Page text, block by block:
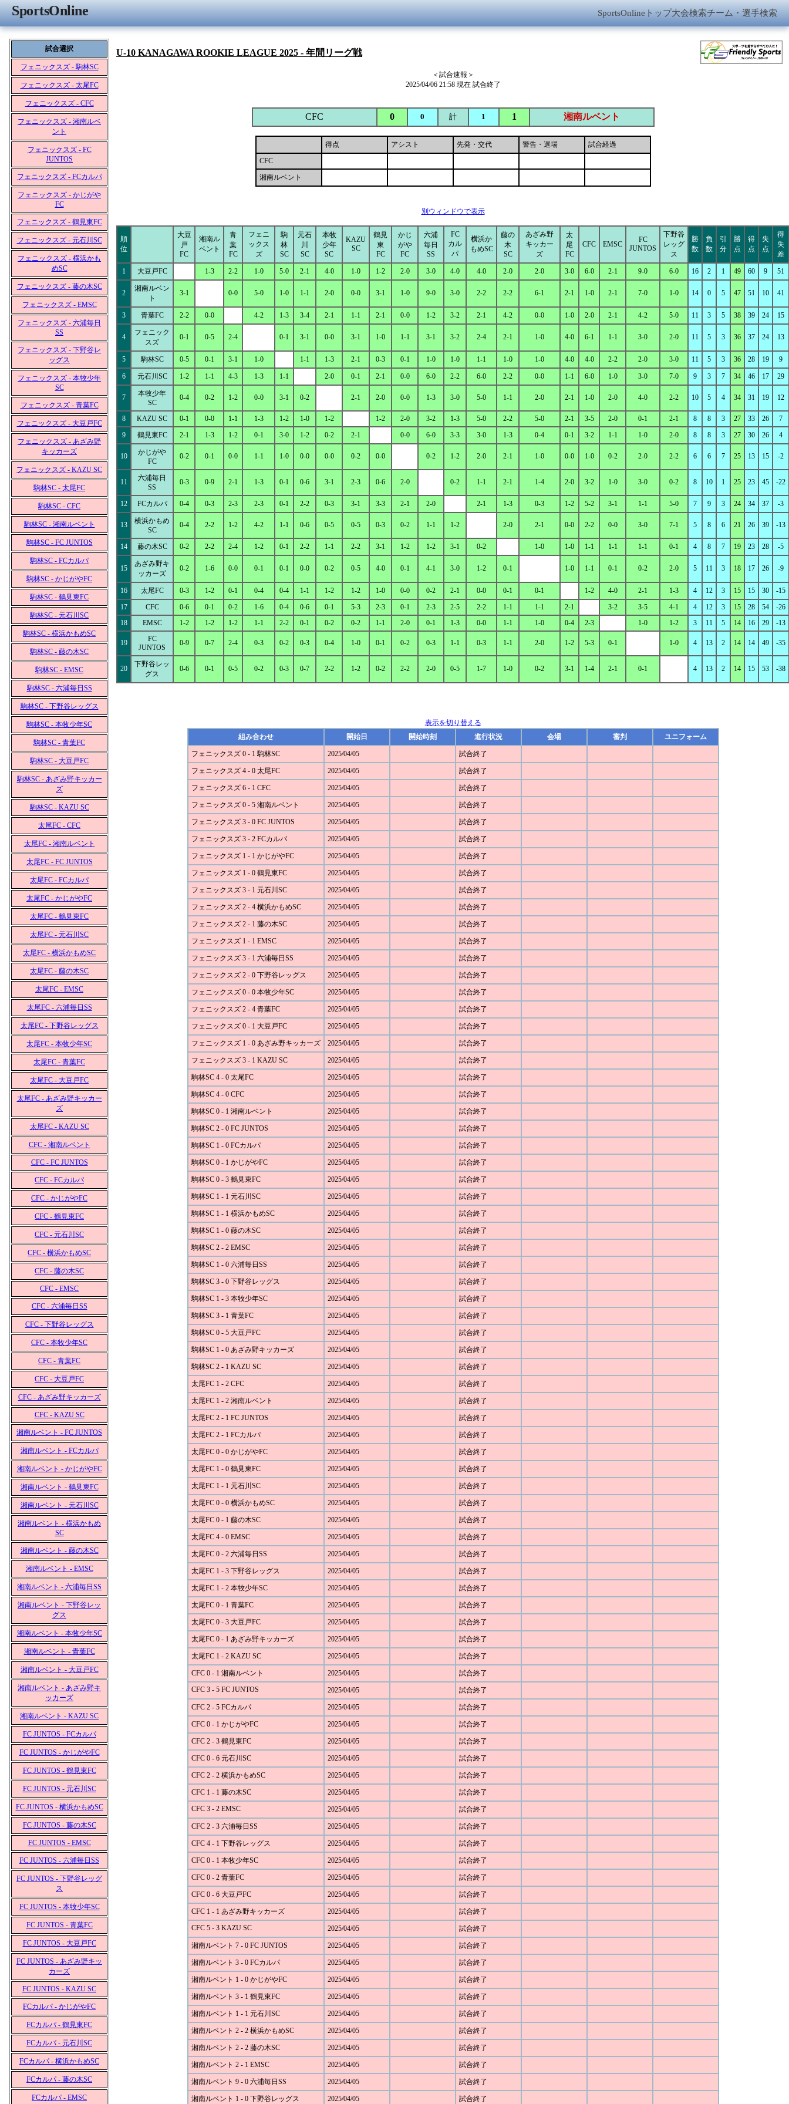
SportsOnline SportsOnlineトップ大会検索チーム・選手検索
試合選択
フェニックスズ - 駒林SC
フェニックスズ - 太尾FC
フェニックスズ - CFC
フェニックスズ - 湘南ルベ
ント
フェニックスズ - FC
JUNTOS
フェニックスズ - FCカルパ
フェニックスズ - かじがや
FC
フェニックスズ - 鶴見東FC
フェニックスズ - 元石川SC
フェニックスズ - 横浜かも
めSC
フェニックスズ - 藤の木SC
フェニックスズ - EMSC
フェニックスズ - 六浦毎日
SS
フェニックスズ - 下野谷レ
ッグス
フェニックスズ - 本牧少年
SC
フェニックスズ - 青葉FC
フェニックスズ - 大豆戸FC
フェニックスズ - あざみ野
キッカーズ
フェニックスズ - KAZU SC
駒林SC - 太尾FC
駒林SC - CFC
駒林SC - 湘南ルベント
駒林SC - FC JUNTOS
駒林SC - FCカルパ
駒林SC - かじがやFC
駒林SC - 鶴見東FC
駒林SC - 元石川SC
駒林SC - 横浜かもめSC
駒林SC - 藤の木SC
駒林SC - EMSC
駒林SC - 六浦毎日SS
駒林SC - 下野谷レッグス
駒林SC - 本牧少年SC
駒林SC - 青葉FC
駒林SC - 大豆戸FC
駒林SC - あざみ野キッカー
ズ
駒林SC - KAZU SC
太尾FC - CFC
太尾FC - 湘南ルベント
太尾FC - FC JUNTOS
太尾FC - FCカルパ
太尾FC - かじがやFC
太尾FC - 鶴見東FC
太尾FC - 元石川SC
太尾FC - 横浜かもめSC
太尾FC - 藤の木SC
太尾FC - EMSC
太尾FC - 六浦毎日SS
太尾FC - 下野谷レッグス
太尾FC - 本牧少年SC
太尾FC - 青葉FC
太尾FC - 大豆戸FC
太尾FC - あざみ野キッカー
ズ
太尾FC - KAZU SC
CFC - 湘南ルベント
CFC - FC JUNTOS
CFC - FCカルパ
CFC - かじがやFC
CFC - 鶴見東FC
CFC - 元石川SC
CFC - 横浜かもめSC
CFC - 藤の木SC
CFC - EMSC
CFC - 六浦毎日SS
CFC - 下野谷レッグス
CFC - 本牧少年SC
CFC - 青葉FC
CFC - 大豆戸FC
CFC - あざみ野キッカーズ
CFC - KAZU SC
湘南ルベント - FC JUNTOS
湘南ルベント - FCカルパ
湘南ルベント - かじがやFC
湘南ルベント - 鶴見東FC
湘南ルベント - 元石川SC
湘南ルベント - 横浜かもめ
SC
湘南ルベント - 藤の木SC
湘南ルベント - EMSC
湘南ルベント - 六浦毎日SS
湘南ルベント - 下野谷レッ
グス
湘南ルベント - 本牧少年SC
湘南ルベント - 青葉FC
湘南ルベント - 大豆戸FC
湘南ルベント - あざみ野キ
ッカーズ
湘南ルベント - KAZU SC
FC JUNTOS - FCカルパ
FC JUNTOS - かじがやFC
FC JUNTOS - 鶴見東FC
FC JUNTOS - 元石川SC
FC JUNTOS - 横浜かもめSC
FC JUNTOS - 藤の木SC
FC JUNTOS - EMSC
FC JUNTOS - 六浦毎日SS
FC JUNTOS - 下野谷レッグ
ス
FC JUNTOS - 本牧少年SC
FC JUNTOS - 青葉FC
FC JUNTOS - 大豆戸FC
FC JUNTOS - あざみ野キッ
カーズ
FC JUNTOS - KAZU SC
FCカルパ - かじがやFC
FCカルパ - 鶴見東FC
FCカルパ - 元石川SC
FCカルパ - 横浜かもめSC
FCカルパ - 藤の木SC
FCカルパ - EMSC
U-10 KANAGAWA ROOKIE LEAGUE 2025 - 年間リーグ戦
＜試合速報＞
2025/04/06 21:58 現在 試合終了
CFC 0 0 計 1 1 湘南ルベント
得点 アシスト 先発・交代 警告・退場
試合経過
CFC
湘南ルベント
別ウィンドウで表示
順
位
大豆
戸
FC
湘南ル
ベント
青
葉
FC
フェニ
ックス
ズ
駒
林
SC
元石
川
SC
本牧
少年
SC
KAZU
SC
鶴見
東
FC
かじ
がや
FC
六浦
毎日
SS
FC
カル
パ
横浜か
もめSC
藤の
木
SC
あざみ野
キッカー
ズ
太
尾
FC
CFC EMSC
FC
JUNTOS
下野谷
レッグ
ス
勝
数
負
数
引
分
勝
点
得
点
失
点
得
失
差
1 大豆戸FC 1-3 2-2 1-0 5-0 2-1 4-0 1-0 1-2 2-0 3-0 4-0 4-0 2-0 2-0 3-0 6-0 2-1 9-0 6-0 16 2 1 49 60 9 51
2
湘南ルベン
ト
3-1 0-0 5-0 1-0 1-1 2-0 0-0 3-1 1-0 9-0 3-0 2-2 2-2 6-1 2-1 1-0 2-1 7-0 1-0 14 0 5 47 51 10 41
3 青葉FC 2-2 0-0 4-2 1-3 3-4 2-1 1-1 2-1 0-0 1-2 3-2 2-1 4-2 0-0 1-0 2-0 2-1 4-2 5-0 11 3 5 38 39 24 15
4
フェニック
スズ
0-1 0-5 2-4 0-1 3-1 0-0 3-1 1-0 1-1 3-1 3-2 2-4 2-1 1-0 4-0 6-1 1-1 3-0 2-0 11 5 3 36 37 24 13
5 駒林SC 0-5 0-1 3-1 1-0 1-1 1-3 2-1 0-3 0-1 1-0 1-0 1-1 1-0 1-0 4-0 4-0 2-2 2-0 3-0 11 5 3 36 28 19 9
6 元石川SC 1-2 1-1 4-3 1-3 1-1 2-0 0-1 2-1 0-0 6-0 2-2 6-0 2-2 0-0 1-1 6-0 1-0 3-0 7-0 9 3 7 34 46 17 29
7
本牧少年
SC
0-4 0-2 1-2 0-0 3-1 0-2 2-1 2-0 0-0 1-3 3-0 5-0 1-1 2-0 2-1 1-0 2-0 4-0 2-2 10 5 4 34 31 19 12
8 KAZU SC 0-1 0-0 1-1 1-3 1-2 1-0 1-2 1-2 2-0 3-2 1-3 5-0 2-2 5-0 2-1 3-5 2-0 0-1 2-1 8 8 3 27 33 26
7
9
鶴見東FC 2-1 1-3 1-2 0-1 3-0 1-2 0-2 2-1 0-0 6-0 3-3 3-0 1-3 0-4 0-1 3-2 1-1 1-0 2-0 8 8 3 27 30 26 4
10
かじがや
FC
0-2 0-1 0-0 1-1 1-0 0-0 0-0 0-2 0-0 0-2 1-2 2-0 2-1 1-0 0-0 1-0 0-2 2-0 2-2 6 6 7 25 13 15 -2
11
六浦毎日
SS
0-3 0-9 2-1 1-3 0-1 0-6 3-1 2-3 0-6 2-0 0-2 1-1 2-1 1-4 2-0 3-2 1-0 3-0 0-2 8 10 1 25 23 45 -22
12 FCカルパ 0-4 0-3 2-3 2-3 0-1 2-2 0-3 3-1 3-3 2-1 2-0 2-1 1-3 0-3 1-2 5-2 3-1 1-1 5-0 7 9 3 24 34 37 -3
13
横浜かもめ
SC
0-4 2-2 1-2 4-2 1-1 0-6 0-5 0-5 0-3 0-2 1-1 1-2 2-0 2-1 0-0 2-2 0-0 3-0 7-1 5 8 6 21 26 39 -13
14 藤の木SC 0-2 2-2 2-4 1-2 0-1 2-2 1-1 2-2 3-1 1-2 1-2 3-1 0-2 1-0 1-0 1-1 1-1 1-1 0-1 4 8 7 19 23 28 -5
15
あざみ野キ
ッカーズ
0-2 1-6 0-0 0-1 0-1 0-0 0-2 0-5 4-0 0-1 4-1 3-0 1-2 0-1 1-0 1-1 0-1 0-2 2-0 5 11 3 18 17 26 -9
16 太尾FC 0-3 1-2 0-1 0-4 0-4 1-1 1-2 1-2 1-0 0-0 0-2 2-1 0-0 0-1 0-1 1-2 4-0 2-1 1-3 4 12 3 15 15 30
-15
17
CFC 0-6 0-1 0-2 1-6 0-4 0-6 0-1 5-3 2-3 0-1 2-3 2-5 2-2 1-1 1-1 2-1 3-2 3-5 4-1 4 12 3 15 28 54
-26
18
EMSC 1-2 1-2 1-2 1-1 2-2 0-1 0-2 0-2 1-1 2-0 0-1 1-3 0-0 1-1 1-0 0-4 2-3 1-0 1-2 3 11 5 14 16 29 -13
19
FC
JUNTOS
0-9 0-7 2-4 0-3 0-2 0-3 0-4 1-0 0-1 0-2 0-3 1-1 0-3 1-1 2-0 1-2 5-3 0-1 1-0 4 13 2 14 14 49 -35
20
下野谷レッ
グス
0-6 0-1 0-5 0-2 0-3 0-7 2-2 1-2 0-2 2-2 2-0 0-5 1-7 1-0 0-2 3-1 1-4 2-1 0-1 4 13 2 14 15 53 -38
表示を切り替える
組み合わせ
開始日 開始時刻 進行状況 会場 審判 ユニフォーム
フェニックスズ 0 - 1 駒林SC 2025/04/05 試合終了
フェニックスズ 4 - 0 太尾FC 2025/04/05 試合終了
フェニックスズ 6 - 1 CFC 2025/04/05 試合終了
フェニックスズ 0 - 5 湘南ルベント 2025/04/05 試合終了
フェニックスズ 3 - 0 FC JUNTOS 2025/04/05 試合終了
フェニックスズ 3 - 2 FCカルパ 2025/04/05 試合終了
フェニックスズ 1 - 1 かじがやFC 2025/04/05 試合終了
フェニックスズ 1 - 0 鶴見東FC 2025/04/05 試合終了
フェニックスズ 3 - 1 元石川SC 2025/04/05 試合終了
フェニックスズ 2 - 4 横浜かもめSC 2025/04/05 試合終了
フェニックスズ 2 - 1 藤の木SC 2025/04/05 試合終了
フェニックスズ 1 - 1 EMSC 2025/04/05 試合終了
フェニックスズ 3 - 1 六浦毎日SS 2025/04/05 試合終了
フェニックスズ 2 - 0 下野谷レッグス 2025/04/05 試合終了
フェニックスズ 0 - 0 本牧少年SC 2025/04/05 試合終了
フェニックスズ 2 - 4 青葉FC 2025/04/05 試合終了
フェニックスズ 0 - 1 大豆戸FC 2025/04/05 試合終了
フェニックスズ 1 - 0 あざみ野キッカーズ 2025/04/05 試合終了
フェニックスズ 3 - 1 KAZU SC 2025/04/05 試合終了
駒林SC 4 - 0 太尾FC 2025/04/05 試合終了
駒林SC 4 - 0 CFC 2025/04/05 試合終了
駒林SC 0 - 1 湘南ルベント 2025/04/05 試合終了
駒林SC 2 - 0 FC JUNTOS 2025/04/05 試合終了
駒林SC 1 - 0 FCカルパ 2025/04/05 試合終了
駒林SC 0 - 1 かじがやFC 2025/04/05 試合終了
駒林SC 0 - 3 鶴見東FC 2025/04/05 試合終了
駒林SC 1 - 1 元石川SC 2025/04/05 試合終了
駒林SC 1 - 1 横浜かもめSC 2025/04/05 試合終了
駒林SC 1 - 0 藤の木SC 2025/04/05 試合終了
駒林SC 2 - 2 EMSC 2025/04/05 試合終了
駒林SC 1 - 0 六浦毎日SS 2025/04/05 試合終了
駒林SC 3 - 0 下野谷レッグス 2025/04/05 試合終了
駒林SC 1 - 3 本牧少年SC 2025/04/05 試合終了
駒林SC 3 - 1 青葉FC 2025/04/05 試合終了
駒林SC 0 - 5 大豆戸FC 2025/04/05 試合終了
駒林SC 1 - 0 あざみ野キッカーズ 2025/04/05 試合終了
駒林SC 2 - 1 KAZU SC 2025/04/05 試合終了
太尾FC 1 - 2 CFC 2025/04/05 試合終了
太尾FC 1 - 2 湘南ルベント 2025/04/05 試合終了
太尾FC 2 - 1 FC JUNTOS 2025/04/05 試合終了
太尾FC 2 - 1 FCカルパ 2025/04/05 試合終了
太尾FC 0 - 0 かじがやFC 2025/04/05 試合終了
太尾FC 1 - 0 鶴見東FC 2025/04/05 試合終了
太尾FC 1 - 1 元石川SC 2025/04/05 試合終了
太尾FC 0 - 0 横浜かもめSC 2025/04/05 試合終了
太尾FC 0 - 1 藤の木SC 2025/04/05 試合終了
太尾FC 4 - 0 EMSC 2025/04/05 試合終了
太尾FC 0 - 2 六浦毎日SS 2025/04/05 試合終了
太尾FC 1 - 3 下野谷レッグス 2025/04/05 試合終了
太尾FC 1 - 2 本牧少年SC 2025/04/05 試合終了
太尾FC 0 - 1 青葉FC 2025/04/05 試合終了
太尾FC 0 - 3 大豆戸FC 2025/04/05 試合終了
太尾FC 0 - 1 あざみ野キッカーズ 2025/04/05 試合終了
太尾FC 1 - 2 KAZU SC 2025/04/05 試合終了
CFC 0 - 1 湘南ルベント 2025/04/05
試合終了
CFC 3 - 5 FC JUNTOS
2025/04/05 試合終了
CFC 2 - 5 FCカルパ 2025/04/05 試合終了
CFC 0 - 1 かじがやFC 2025/04/05 試合終了
CFC 2 - 3 鶴見東FC 2025/04/05 試合終了
CFC 0 - 6 元石川SC 2025/04/05 試合終了
CFC 2 - 2 横浜かもめSC 2025/04/05 試合終了
CFC 1 - 1 藤の木SC 2025/04/05
試合終了
CFC 3 - 2 EMSC
2025/04/05 試合終了
CFC 2 - 3 六浦毎日SS 2025/04/05 試合終了
CFC 4 - 1 下野谷レッグス 2025/04/05 試合終了
CFC 0 - 1 本牧少年SC 2025/04/05 試合終了
CFC 0 - 2 青葉FC 2025/04/05 試合終了
CFC 0 - 6 大豆戸FC 2025/04/05 試合終了
CFC 1 - 1 あざみ野キッカーズ 2025/04/05
試合終了
CFC 5 - 3 KAZU SC
2025/04/05 試合終了
湘南ルベント 7 - 0 FC JUNTOS 2025/04/05 試合終了
湘南ルベント 3 - 0 FCカルパ 2025/04/05 試合終了
湘南ルベント 1 - 0 かじがやFC 2025/04/05 試合終了
湘南ルベント 3 - 1 鶴見東FC 2025/04/05 試合終了
湘南ルベント 1 - 1 元石川SC 2025/04/05 試合終了
湘南ルベント 2 - 2 横浜かもめSC 2025/04/05 試合終了
湘南ルベント 2 - 2 藤の木SC 2025/04/05 試合終了
湘南ルベント 2 - 1 EMSC 2025/04/05 試合終了
湘南ルベント 9 - 0 六浦毎日SS 2025/04/05 試合終了
湘南ルベント 1 - 0 下野谷レッグス 2025/04/05 試合終了